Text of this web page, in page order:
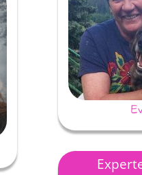
Nannas Zauberwelten